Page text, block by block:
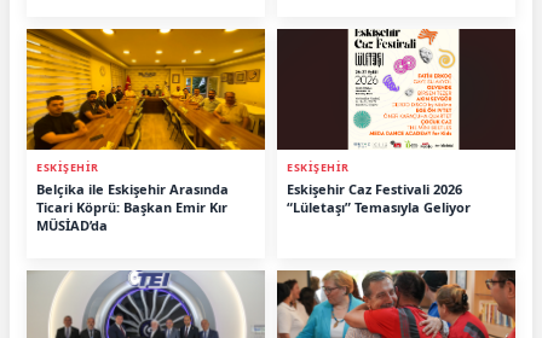
ESKİŞEHİR
Belçika ile Eskişehir Arasında
Ticari Köprü: Başkan Emir Kır
MÜSİAD’da
ESKİŞEHİR
Eskişehir Caz Festivali 2026
“Lületaşı” Temasıyla Geliyor